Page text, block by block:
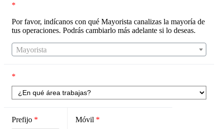
*
Por favor, indícanos con qué Mayorista canalizas la mayoría de
tus operaciones. Podrás cambiarlo más adelante si lo deseas.
Mayorista
*
Prefijo * Móvil *